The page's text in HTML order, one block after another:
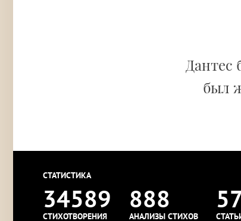
Дантес
был
СТАТИСТИКА
34589
СТИХОТВОРЕНИЯ
888
АНАЛИЗЫ СТИХОВ